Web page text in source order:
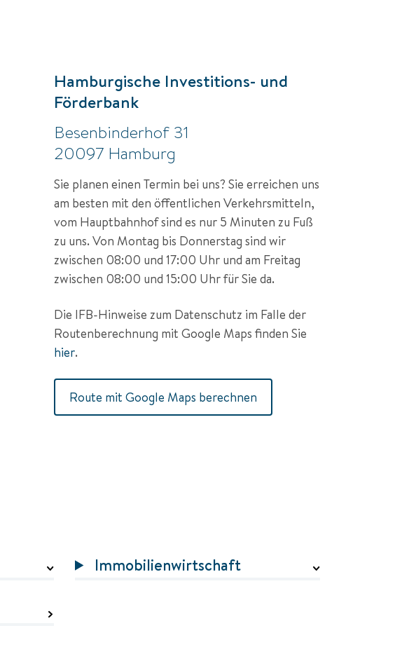
Hamburgische Investitions- und
Förderbank
Besenbinderhof 31
20097 Hamburg
Sie planen einen Termin bei uns? Sie erreichen uns
am besten mit den öffentlichen Verkehrsmitteln,
vom Hauptbahnhof sind es nur 5 Minuten zu Fuß
zu uns. Von Montag bis Donnerstag sind wir
zwischen 08:00 und 17:00 Uhr und am Freitag
zwischen 08:00 und 15:00 Uhr für Sie da.
Die IFB-Hinweise zum Datenschutz im Falle der
hier.
Route mit Google Maps berechnen
Immobilienwirtschaft